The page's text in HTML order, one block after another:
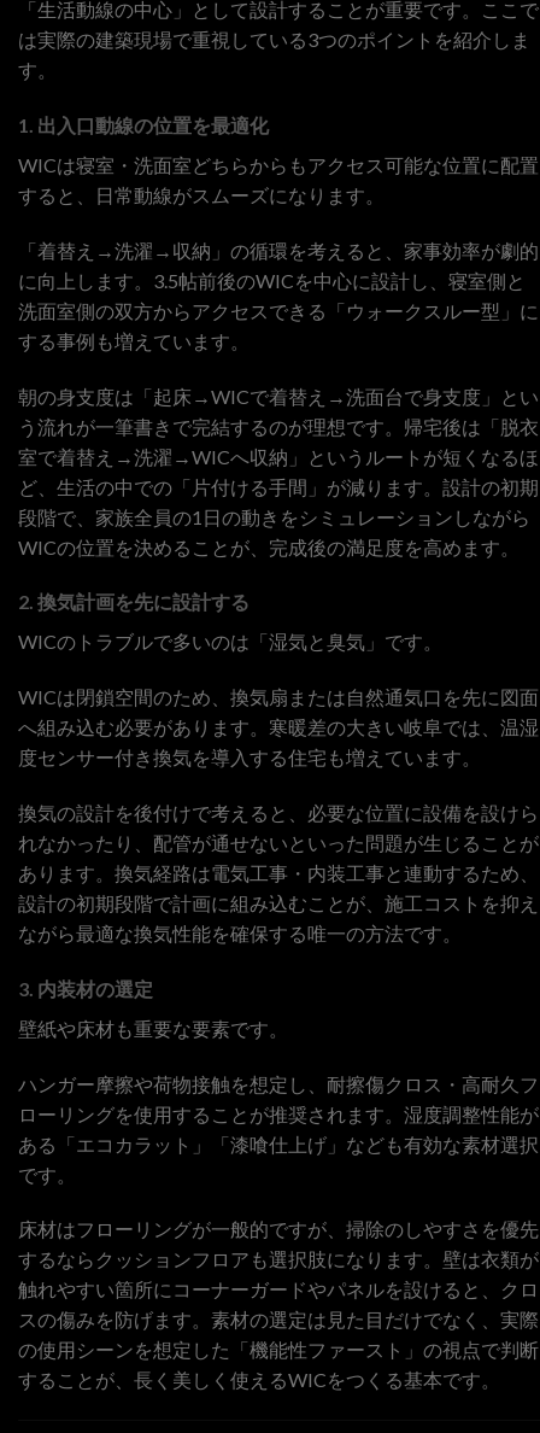
「生活動線の中心」として設計することが重要です。ここで
は実際の建築現場で重視している3つのポイントを紹介しま
す。
1. 出入口動線の位置を最適化
WICは寝室・洗面室どちらからもアクセス可能な位置に配置
すると、日常動線がスムーズになります。
「着替え→洗濯→収納」の循環を考えると、家事効率が劇的
に向上します。3.5帖前後のWICを中心に設計し、寝室側と
洗面室側の双方からアクセスできる「ウォークスルー型」に
する事例も増えています。
朝の身支度は「起床→WICで着替え→洗面台で身支度」とい
う流れが一筆書きで完結するのが理想です。帰宅後は「脱衣
室で着替え→洗濯→WICへ収納」というルートが短くなるほ
ど、生活の中での「片付ける手間」が減ります。設計の初期
段階で、家族全員の1日の動きをシミュレーションしながら
WICの位置を決めることが、完成後の満足度を高めます。
2. 換気計画を先に設計する
WICのトラブルで多いのは「湿気と臭気」です。
WICは閉鎖空間のため、換気扇または自然通気口を先に図面
へ組み込む必要があります。寒暖差の大きい岐阜では、温湿
度センサー付き換気を導入する住宅も増えています。
換気の設計を後付けで考えると、必要な位置に設備を設けら
れなかったり、配管が通せないといった問題が生じることが
あります。換気経路は電気工事・内装工事と連動するため、
設計の初期段階で計画に組み込むことが、施工コストを抑え
ながら最適な換気性能を確保する唯一の方法です。
3. 内装材の選定
壁紙や床材も重要な要素です。
ハンガー摩擦や荷物接触を想定し、耐擦傷クロス・高耐久フ
ローリングを使用することが推奨されます。湿度調整性能が
ある「エコカラット」「漆喰仕上げ」なども有効な素材選択
です。
床材はフローリングが一般的ですが、掃除のしやすさを優先
するならクッションフロアも選択肢になります。壁は衣類が
触れやすい箇所にコーナーガードやパネルを設けると、クロ
スの傷みを防げます。素材の選定は見た目だけでなく、実際
の使用シーンを想定した「機能性ファースト」の視点で判断
することが、長く美しく使えるWICをつくる基本です。